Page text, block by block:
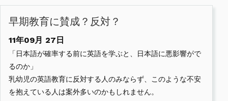
早期教育に賛成？反対？
11年09月 27日
「日本語が確率する前に英語を学ぶと、日本語に悪影響がで
るのか」
乳幼児の英語教育に反対する人のみならず、このような不安
を抱えている人は案外多いのかもしれません。